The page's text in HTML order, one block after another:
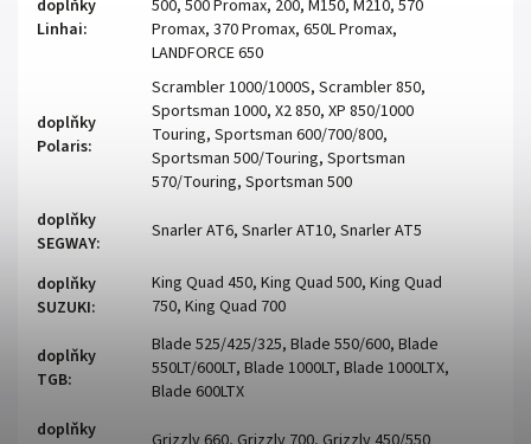
doplňky
Linhai:
500, 500 Promax, 200, M150, M210, 570
Promax, 370 Promax, 650L Promax,
LANDFORCE 650
doplňky
Polaris:
Scrambler 1000/1000S, Scrambler 850,
Sportsman 1000, X2 850, XP 850/1000
Touring, Sportsman 600/700/800,
Sportsman 500/Touring, Sportsman
570/Touring, Sportsman 500
doplňky
SEGWAY:
Snarler AT6, Snarler AT10, Snarler AT5
doplňky
SUZUKI:
King Quad 450, King Quad 500, King Quad
750, King Quad 700
doplňky
TGB:
Blade 525/425/325, Blade 550/600, Blade
550LT/600LT, Blade 1000LT, Blade 1000LTX,
Blade 600LTX
doplňky